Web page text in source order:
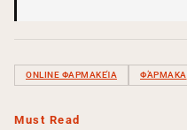
ONLINE ΦΑΡΜΑΚΕΊΑ ΦΆΡΜΑΚΑ
Must Read